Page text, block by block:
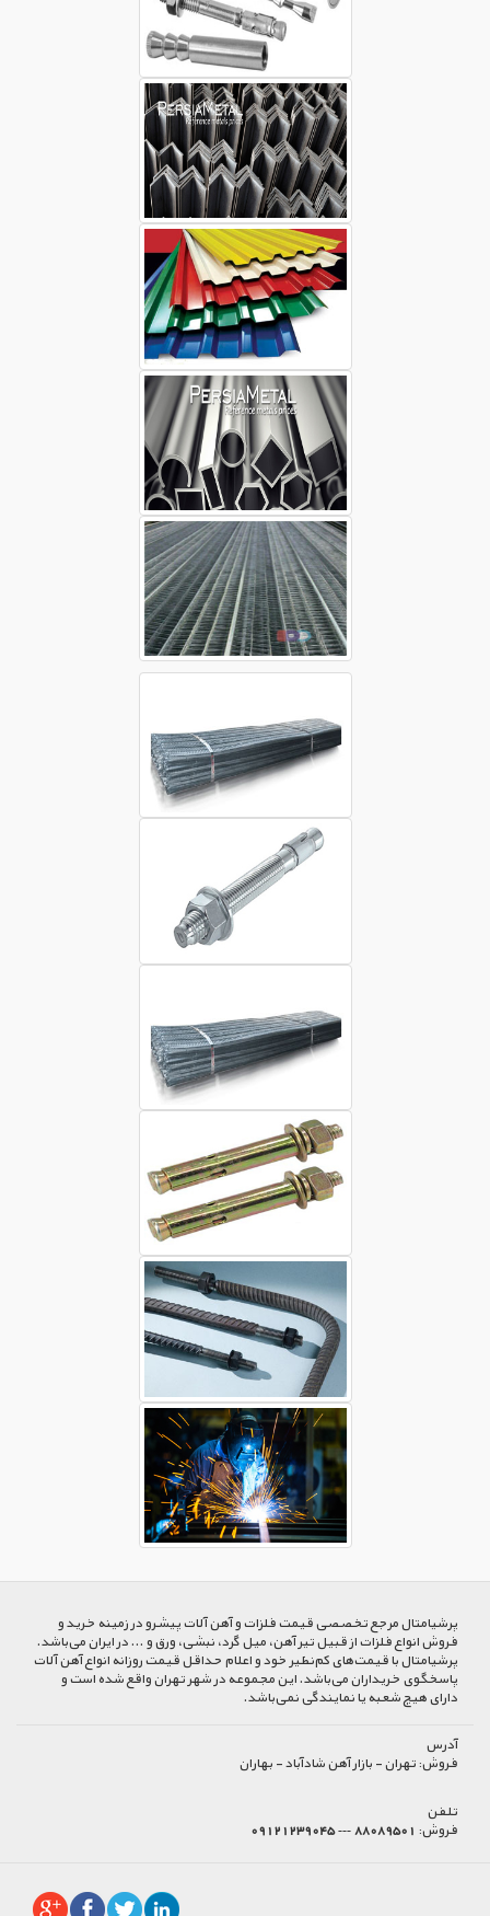
پرشیا‌متال مرجع تخصصی قیمت فلزات و آهن آلات پیشرو در زمینه خرید و
فروش انواع فلزات از قبیل تیر آهن، میل گرد، نبشی، ورق و ... در ایران می‌باشد.
پرشیامتال با قیمت‌های کم‌نظیر خود و اعلام حداقل قیمت روزانه انواع آهن آلات
پاسخگوی خریداران می‌باشد. این مجموعه در شهر تهران واقع شده است و
دارای هیچ شعبه یا نمایندگی نمی‌باشد.
آدرس
فروش:تهران - بازار آهن شادآباد - بهاران
تلفن
فروش: 88089501 --- 09121239045